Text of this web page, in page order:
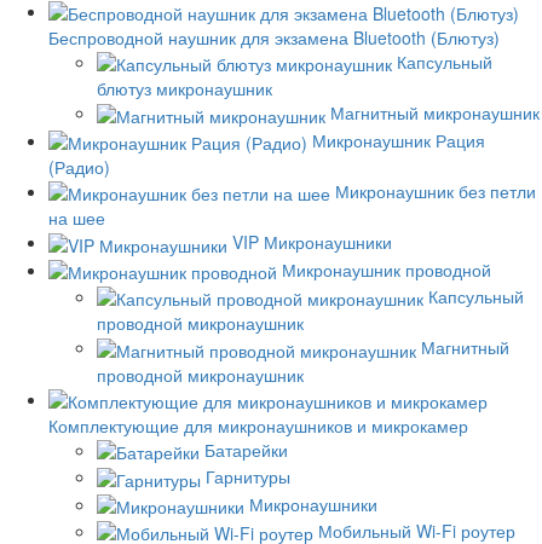
Беспроводной наушник для экзамена Bluetooth (Блютуз)
Капсульный
блютуз микронаушник
Магнитный микронаушник
Микронаушник Рация
(Радио)
Микронаушник без петли
на шее
VIP Микронаушники
Микронаушник проводной
Капсульный
проводной микронаушник
Магнитный
проводной микронаушник
Комплектующие для микронаушников и микрокамер
Батарейки
Гарнитуры
Микронаушники
Мобильный Wi-Fi роутер